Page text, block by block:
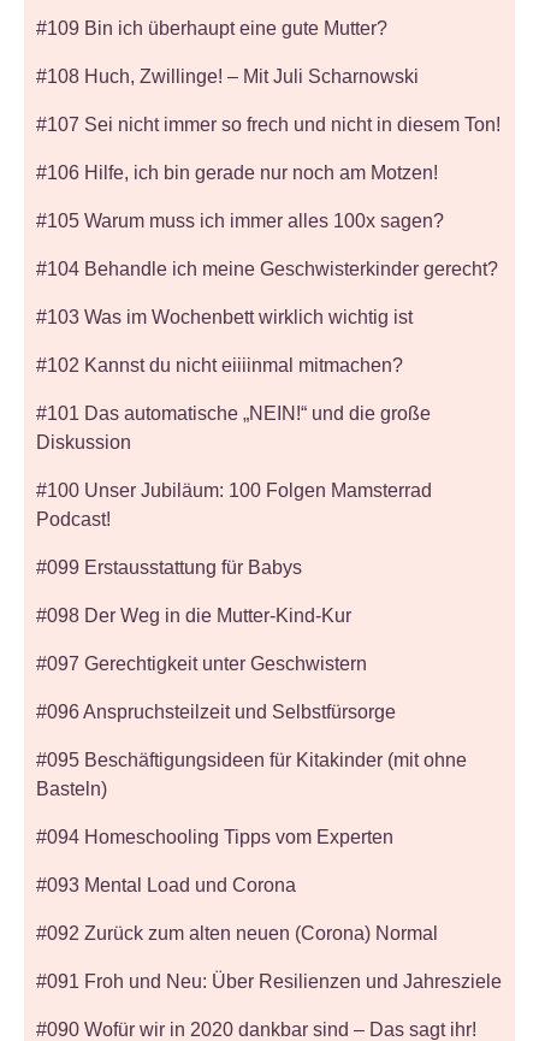
#109 Bin ich überhaupt eine gute Mutter?
#108 Huch, Zwillinge! – Mit Juli Scharnowski
#107 Sei nicht immer so frech und nicht in diesem Ton!
#106 Hilfe, ich bin gerade nur noch am Motzen!
#105 Warum muss ich immer alles 100x sagen?
#104 Behandle ich meine Geschwisterkinder gerecht?
#103 Was im Wochenbett wirklich wichtig ist
#102 Kannst du nicht eiiiinmal mitmachen?
#101 Das automatische „NEIN!“ und die große
Diskussion
#100 Unser Jubiläum: 100 Folgen Mamsterrad
Podcast!
#099 Erstausstattung für Babys
#098 Der Weg in die Mutter-Kind-Kur
#097 Gerechtigkeit unter Geschwistern
#096 Anspruchsteilzeit und Selbstfürsorge
#095 Beschäftigungsideen für Kitakinder (mit ohne
Basteln)
#094 Homeschooling Tipps vom Experten
#093 Mental Load und Corona
#092 Zurück zum alten neuen (Corona) Normal
#091 Froh und Neu: Über Resilienzen und Jahresziele
#090 Wofür wir in 2020 dankbar sind – Das sagt ihr!